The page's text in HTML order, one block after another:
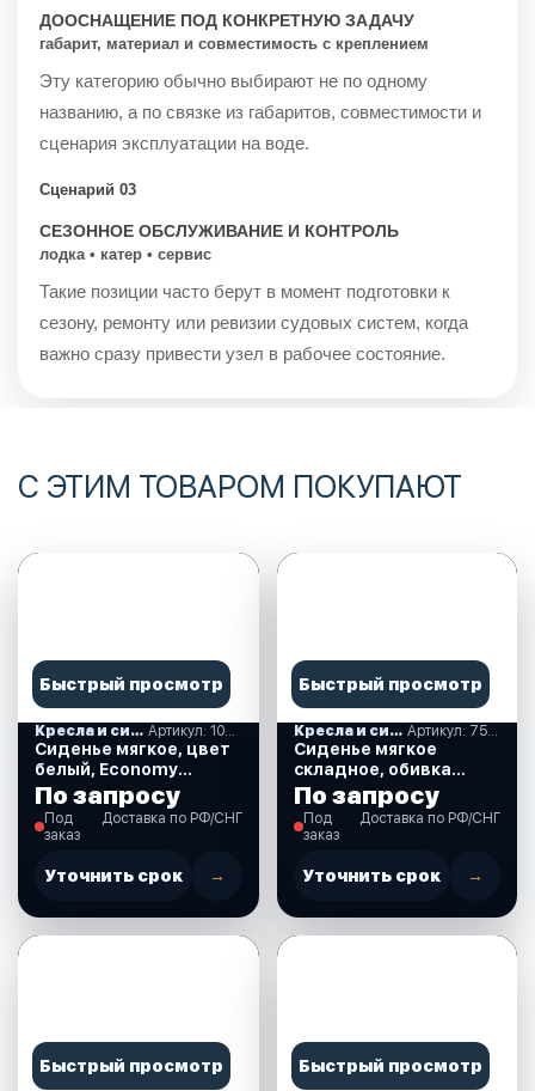
ДООСНАЩЕНИЕ ПОД КОНКРЕТНУЮ ЗАДАЧУ
габарит, материал и совместимость с креплением
Эту категорию обычно выбирают не по одному
названию, а по связке из габаритов, совместимости и
сценария эксплуатации на воде.
Сценарий 03
СЕЗОННОЕ ОБСЛУЖИВАНИЕ И КОНТРОЛЬ
лодка • катер • сервис
Такие позиции часто берут в момент подготовки к
сезону, ремонту или ревизии судовых систем, когда
важно сразу привести узел в рабочее состояние.
С ЭТИМ ТОВАРОМ ПОКУПАЮТ
Быстрый просмотр
Кресла и сиденья
Сиденье мягкое, цвет
белый, Economy
(1040649)
По запросу
Под
заказ
Доставка по РФ/СНГ
Уточнить срок →
Быстрый просмотр
Кресла и сиденья Артикул: 75213
Сиденье мягкое
складное, обивка
винил, цвет графит,
Fishrtman High Back
(75213)
По запросу
Под
заказ
Доставка по РФ/СНГ
Уточнить срок →
Быстрый просмотр Быстрый просмотр